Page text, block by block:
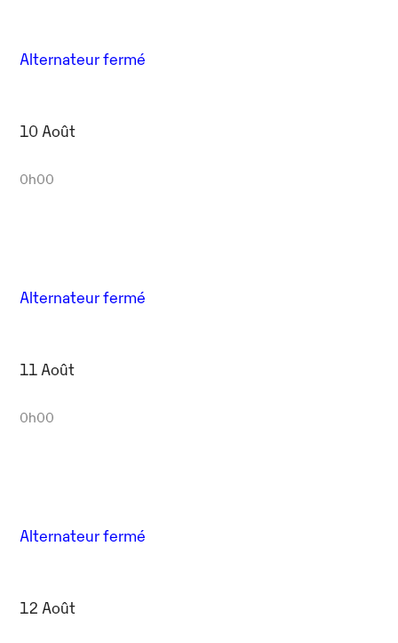
Alternateur fermé
10 Août
0h00
Alternateur fermé
11 Août
0h00
Alternateur fermé
12 Août